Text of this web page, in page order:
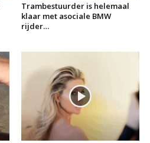
Trambestuurder is helemaal
klaar met asociale BMW
rijder…